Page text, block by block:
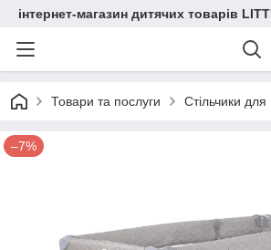
інтернет-магазин дитячих товарів
Товари та послуги Стільчики
–7%